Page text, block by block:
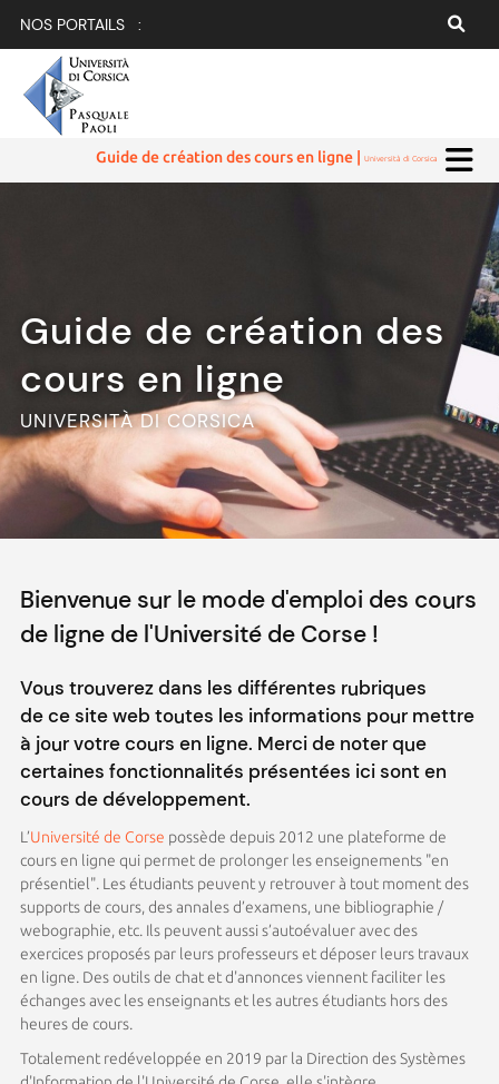
NOS PORTAILS :
Guide de création des cours en ligne |Università di Corsica
Guide de création des
cours en ligne
UNIVERSITÀ DI CORSICA
Bienvenue sur le mode d'emploi des cours
de ligne de l'Université de Corse !
Vous trouverez dans les différentes rubriques
de ce site web toutes les informations pour mettre
à jour votre cours en ligne. Merci de noter que
certaines fonctionnalités présentées ici sont en
cours de développement.
L’Université de Corse possède depuis 2012 une plateforme de
cours en ligne qui permet de prolonger les enseignements "en
présentiel". Les étudiants peuvent y retrouver à tout moment des
supports de cours, des annales d’examens, une bibliographie /
webographie, etc. Ils peuvent aussi s’autoévaluer avec des
exercices proposés par leurs professeurs et déposer leurs travaux
en ligne. Des outils de chat et d'annonces viennent faciliter les
échanges avec les enseignants et les autres étudiants hors des
heures de cours.
Totalement redéveloppée en 2019 par la Direction des Systèmes